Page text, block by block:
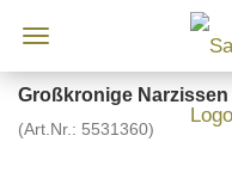
Großkronige
(Art.Nr.: 5531360)